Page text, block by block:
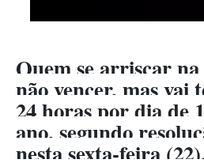
Quem se arriscar
não vencer, mas
24 horas por dia de
ano, segundo
nesta sexta-feira